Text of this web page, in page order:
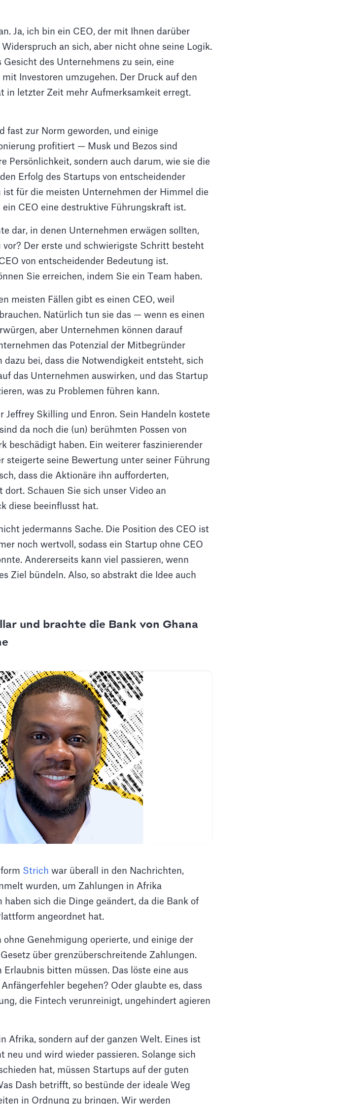
Ja, ich bin ein CEO, der mit Ihnen darüber
Widerspruch an sich, aber nicht ohne seine Logik.
des Unternehmens zu sein, eine
Investoren umzugehen. Der Druck auf den
in letzter Zeit mehr Aufmerksamkeit erregt.
fast zur Norm geworden, und einige
profitiert — Musk und Bezos sind
Persönlichkeit, sondern auch darum, wie sie die
Erfolg des Startups von entscheidender
für die meisten Unternehmen der Himmel die
CEO eine destruktive Führungskraft ist.
dar, in denen Unternehmen erwägen sollten,
vor? Der erste und schwierigste Schritt besteht
von entscheidender Bedeutung ist.
Sie erreichen, indem Sie ein Team haben.
meisten Fällen gibt es einen CEO, weil
Natürlich tun sie das — wenn es einen
aber Unternehmen können darauf
das Potenzial der Mitbegründer
bei, dass die Notwendigkeit entsteht, sich
das Unternehmen auswirken, und das Startup
was zu Problemen führen kann.
Jeffrey Skilling und Enron. Sein Handeln kostete
da noch die (un) berühmten Possen von
beschädigt haben. Ein weiterer faszinierender
steigerte seine Bewertung unter seiner Führung
dass die Aktionäre ihn aufforderten,
Schauen Sie sich unser Video an
diese beeinflusst hat.
jedermanns Sache. Die Position des CEO ist
noch wertvoll, sodass ein Startup ohne CEO
Andererseits kann viel passieren, wenn
Ziel bündeln. Also, so abstrakt die Idee auch
und brachte die Bank von Ghana
Strich war überall in den Nachrichten,
wurden, um Zahlungen in Afrika
sich die Dinge geändert, da die Bank of
angeordnet hat.
ohne Genehmigung operierte, und einige der
über grenzüberschreitende Zahlungen.
bitten müssen. Das löste eine aus
begehen? Oder glaubte es, dass
die Fintech verunreinigt, ungehindert agieren
Afrika, sondern auf der ganzen Welt. Eines ist
neu und wird wieder passieren. Solange sich
hat, müssen Startups auf der guten
Dash betrifft, so bestünde der ideale Weg
in Ordnung zu bringen. Wir werden